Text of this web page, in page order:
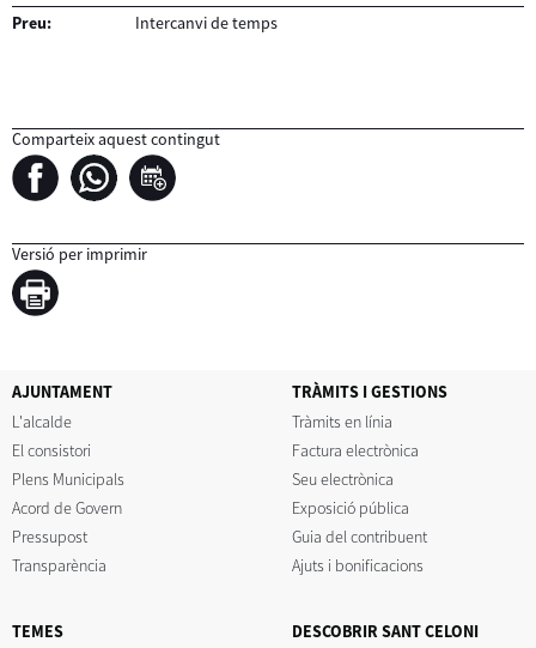
Preu: Intercanvi de temps
Comparteix aquest contingut
Versió per imprimir
AJUNTAMENT
L'alcalde
El consistori
Plens Municipals
Acord de Govern
Pressupost
Transparència
TRÀMITS I GESTIONS
Tràmits en línia
Factura electrònica
Seu electrònica
Exposició pública
Guia del contribuent
Ajuts i bonificacions
TEMES
DESCOBRIR SANT CELONI